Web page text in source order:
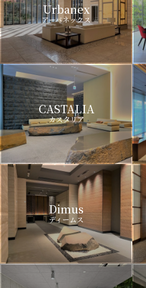
Urbanex
アーバネックス
CASTALIA
カスタリア
Dimus
ディームス